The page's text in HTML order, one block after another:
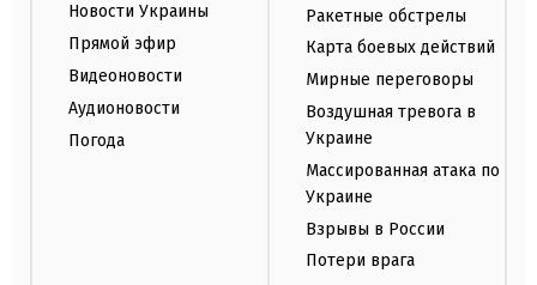
Новости Украины
Прямой эфир
Видеоновости
Аудионовости
Погода
Ракетные обстрелы
Карта боевых действий
Мирные переговоры
Воздушная тревога в
Украине
Массированная атака по
Украине
Взрывы в России
Потери врага